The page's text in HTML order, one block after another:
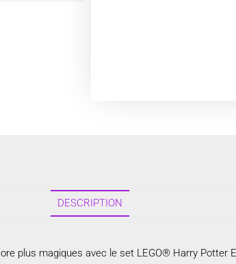
DESCRIPTION
plus magiques avec le set LEGO® Harry Potter